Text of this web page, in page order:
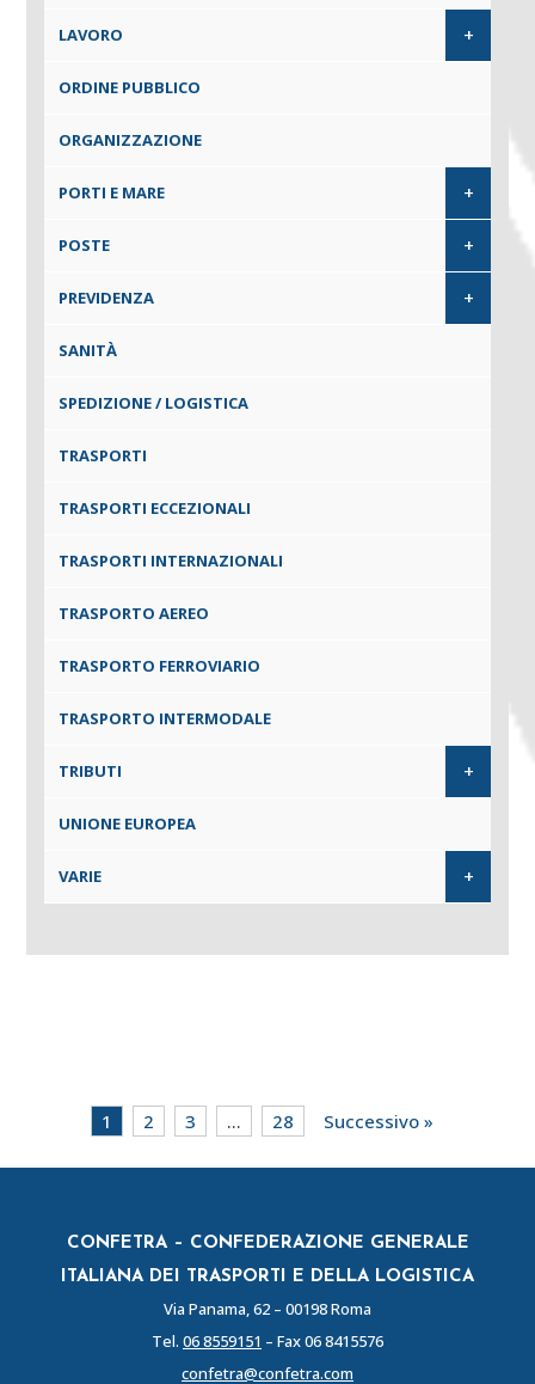
LAVORO +
ORDINE PUBBLICO
ORGANIZZAZIONE
PORTI E MARE +
POSTE +
PREVIDENZA +
SANITÀ
SPEDIZIONE / LOGISTICA
TRASPORTI
TRASPORTI ECCEZIONALI
TRASPORTI INTERNAZIONALI
TRASPORTO AEREO
TRASPORTO FERROVIARIO
TRASPORTO INTERMODALE
TRIBUTI +
UNIONE EUROPEA
VARIE +
1 2 3 … 28 Successivo »
CONFETRA – CONFEDERAZIONE GENERALE
ITALIANA DEI TRASPORTI E DELLA LOGISTICA
Via Panama, 62 – 00198 Roma
Tel. 06 8559151 – Fax 06 8415576
confetra@confetra.com